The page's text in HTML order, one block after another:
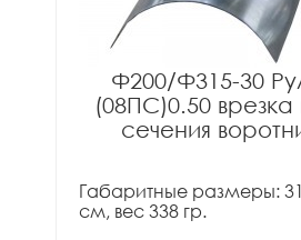
Ф200/Ф315-30
(08ПС)0.50 врезка
сечения
Габаритные размеры:
см, вес 338 гр.